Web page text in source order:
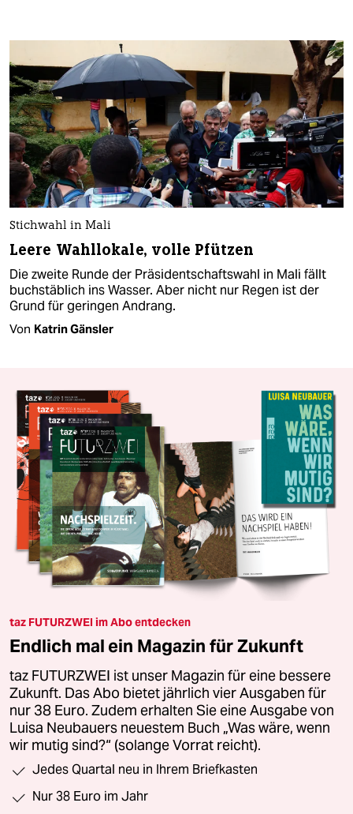
Stichwahl in Mali
Leere Wahllokale, volle Pfützen
Die zweite Runde der Präsidentschaftswahl in Mali fällt
buchstäblich ins Wasser. Aber nicht nur Regen ist der
Grund für geringen Andrang.
Von Katrin Gänsler
taz FUTURZWEI im Abo entdecken
Endlich mal ein Magazin für Zukunft
taz FUTURZWEI ist unser Magazin für eine bessere
Zukunft. Das Abo bietet jährlich vier Ausgaben für
nur 38 Euro. Zudem erhalten Sie eine Ausgabe von
Luisa Neubauers neuestem Buch „Was wäre, wenn
wir mutig sind?“ (solange Vorrat reicht).
Jedes Quartal neu in Ihrem Briefkasten
Nur 38 Euro im Jahr